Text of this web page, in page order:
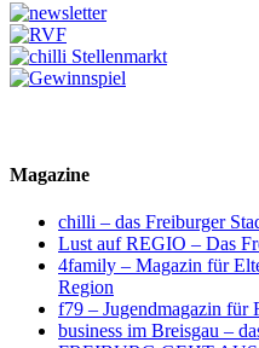
Magazine
chilli – das Freiburger
Lust auf REGIO – Das
4family – Magazin für
Region
f79 – Jugendmagazin für
business im Breisgau –